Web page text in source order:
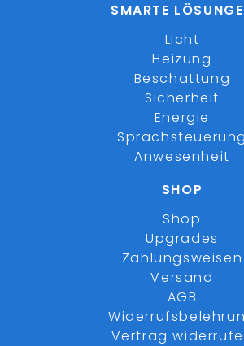
SMARTE
Licht
Heizung
Beschattung
Sicherheit
Energie
Sprachsteuerung
Anwesenheit
SHOP
Shop
Upgrades
Zahlungsweisen
Versand
AGB
Vertrag